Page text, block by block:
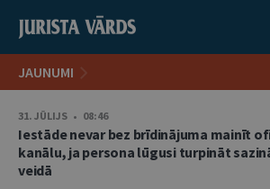
JAUNUMI
31. JŪLIJS • 08:46
Iestāde nevar bez brīdinājuma mainīt
kanālu, ja persona lūgusi turpināt
veidā